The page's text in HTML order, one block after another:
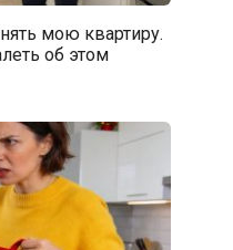
мою квартиру.
об этом